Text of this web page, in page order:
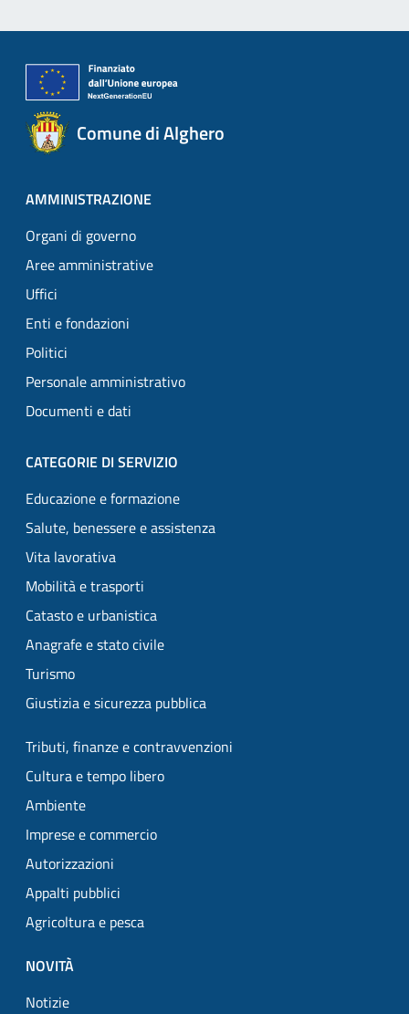
Comune di Alghero
AMMINISTRAZIONE
Organi di governo
Aree amministrative
Uffici
Enti e fondazioni
Politici
Personale amministrativo
Documenti e dati
CATEGORIE DI SERVIZIO
Educazione e formazione
Salute, benessere e assistenza
Vita lavorativa
Mobilità e trasporti
Catasto e urbanistica
Anagrafe e stato civile
Turismo
Giustizia e sicurezza pubblica
Tributi, finanze e contravvenzioni
Cultura e tempo libero
Ambiente
Imprese e commercio
Autorizzazioni
Appalti pubblici
Agricoltura e pesca
NOVITÀ
Notizie